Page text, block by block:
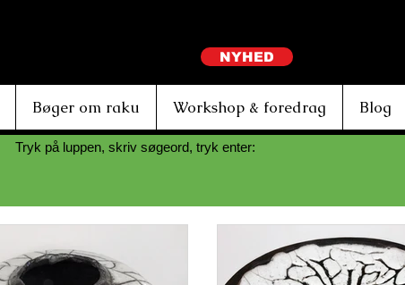
NYHED
Bøger om raku Workshop & foredrag Blog
Tryk på luppen, skriv søgeord, tryk enter: